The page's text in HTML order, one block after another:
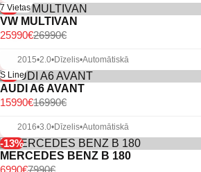
-4%
7 Vietas
VW MULTIVAN
26990€
25990€
2015•2.0•Dīzelis•Automātiskā
-6%
S Line
AUDI A6 AVANT
16990€
15990€
2016•3.0•Dīzelis•Automātiskā
-13%
MERCEDES BENZ B 180
7990€
6990€